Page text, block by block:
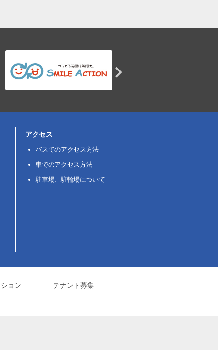
アクセス
バスでのアクセス方法
車でのアクセス方法
駐車場、駐輪場について
ョン テナント募集